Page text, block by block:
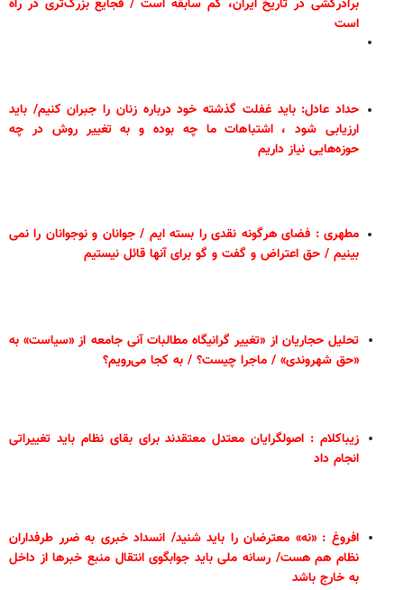
برادرکشی در تاریخ ایران، کم سابقه است / فجایع بزرگ‌تری در راه
است
حداد عادل: باید غفلت گذشته خود درباره زنان را جبران کنیم/ باید
ارزیابی شود ، اشتباهات ما چه بوده و به تغییر روش در چه
حوزه‌هایی نیاز داریم
مطهری : فضای هرگونه نقدی را بسته ایم / جوانان و نوجوانان را نمی
بینیم / حق اعتراض و گفت و گو برای آنها قائل نیستیم
تحلیل حجاریان از «تغییر گرانیگاه مطالبات آنی جامعه از «سیاست» به
«حق شهروندی» / ماجرا چیست؟ / به کجا می‌رویم؟
زیباکلام : اصولگرایان معتدل معتقدند برای بقای نظام باید تغییراتی
انجام داد
افروغ : «نه» معترضان را باید شنید/ انسداد خبری به ضرر طرفداران
نظام هم هست/ رسانه ملی باید جوابگوی انتقال منبع خبرها از داخل
به خارج باشد